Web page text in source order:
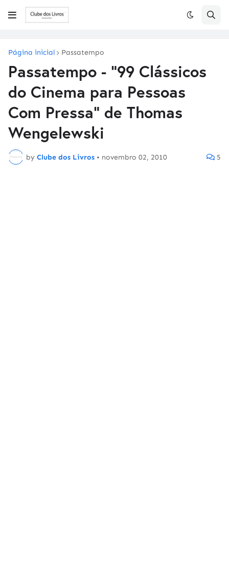
Página inicial Passatempo
Passatempo - "99 Clássicos
do Cinema para Pessoas
Com Pressa" de Thomas
Wengelewski
by Clube dos Livros • novembro 02, 2010 5